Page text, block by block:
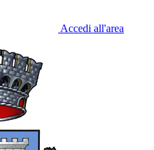
Accedi all'area